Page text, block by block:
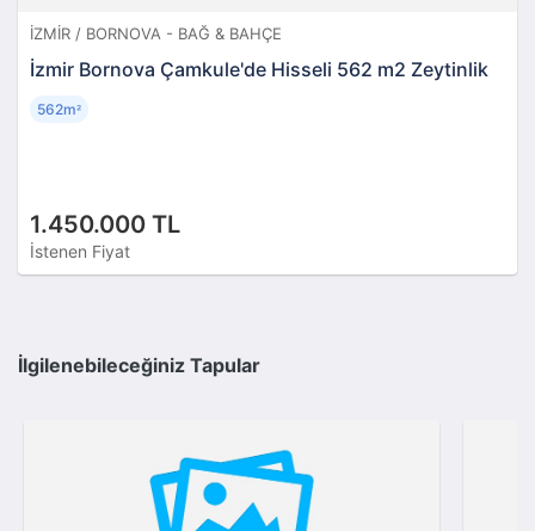
İZMIR / BORNOVA - BAĞ & BAHÇE
İzmir Bornova Çamkule'de Hisseli 562 m2 Zeytinlik
1.450.000 TL
İstenen Fiyat
562m²
İlgilenebileceğiniz Tapular